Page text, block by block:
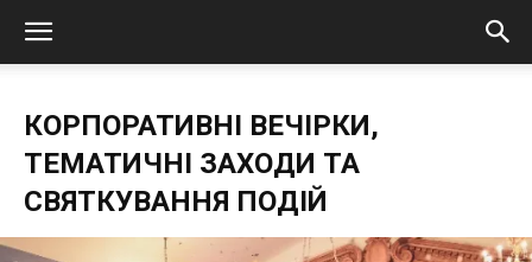
КОРПОРАТИВНІ ВЕЧІРКИ,
ТЕМАТИЧНІ ЗАХОДИ ТА
СВЯТКУВАННЯ ПОДІЙ